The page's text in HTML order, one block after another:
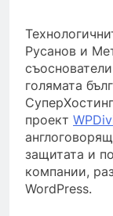
Русанов и
голямата
проект
защитата и
компании,
WordPress.